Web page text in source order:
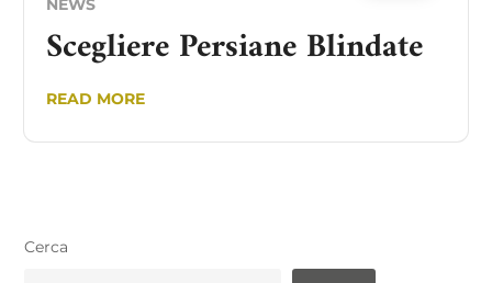
NEWS
Scegliere Persiane Blindate
READ MORE
Cerca